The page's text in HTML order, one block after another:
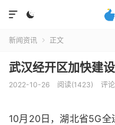


新闻资讯  正文
武汉经开区加快建
2022-10-26 阅读(1423) 评
10月20日，湖北省5G